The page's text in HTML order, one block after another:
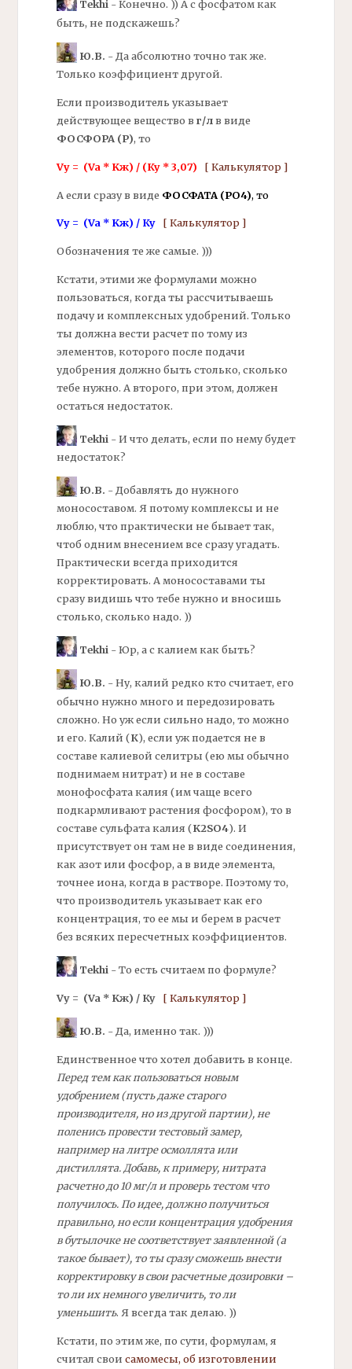
Tekhi- Конечно. )) А с фосфатом как
быть, не подскажешь?
Ю.В. - Да абсолютно точно так же.
Только коэффициент другой.
Если производитель указывает
действующее вещество в г/лв виде
ФОСФОРА (P), то
Vу = (Va * Kж) / (Ку * 3,07) [ Калькулятор ]
А если сразу в виде ФОСФАТА (РО4), то
Vу = (Va * Kж) / Ку [ Калькулятор ]
Обозначения те же самые. )))
Кстати, этими же формулами можно
пользоваться, когда ты рассчитываешь
подачу и комплексных удобрений. Только
ты должна вести расчет по тому из
элементов, которого после подачи
удобрения должно быть столько, сколько
тебе нужно. А второго, при этом, должен
остаться недостаток.
Tekhi - И что делать, если по нему будет
недостаток?
Ю.В. - Добавлять до нужного
моносоставом. Я потомукомплексы и не
люблю, что практически не бывает так,
чтоб одним внесением все сразу угадать.
Практически всегда приходится
корректировать. А моносоставами ты
сразу видишь что тебе нужно и вносишь
столько, сколько надо. ))
Tekhi- Юр, а с калием как быть?
Ю.В. - Ну, калий редко кто считает, его
обычно нужно много и передозировать
сложно. Но уж если сильно надо, то можно
и его. Калий (К), если уж подается не в
составе калиевой селитры (ею мы обычно
поднимаем нитрат) и не в составе
монофосфата калия (им чаще всего
подкармливают растения фосфором), то в
составе сульфата калия (K2SO4). И
присутствует он там не в виде соединения,
как азотили фосфор, а в виде элемента,
точнее иона, когда в растворе. Поэтому то,
что производитель указывает как его
концентрация, то ее мы и берем в расчет
без всяких пересчетных коэффициентов.
Tekhi - То есть считаем по формуле?
Vу = (Va * Kж) / Ку [ Калькулятор ]
Ю.В. - Да, именно так. )))
Единственное что хотел добавить в конце.
Перед тем как пользоваться новым
удобрением (пусть даже старого
производителя, но из другой партии), не
поленись провести тестовый замер,
например на литре осмоллята или
дистиллята. Добавь, к примеру, нитрата
расчетно до 10мг/л и проверь тестом что
получилось. По идее, должно получиться
правильно, но если концентрация удобрения
в бутылочке не соответствует заявленной (а
такое бывает), то ты сразу сможешь внести
корректировку в свои расчетные дозировки –
то ли их немного увеличить, то ли
уменьшить. Я всегда так делаю. ))
Кстати, по этим же, по сути, формулам, я
считал свои самомесы, об изготовлении